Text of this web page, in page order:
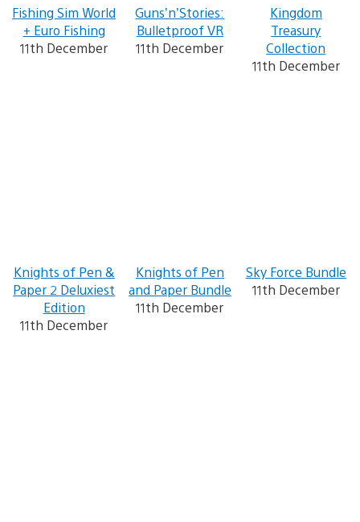
Fishing Sim World
+ Euro Fishing
11th December
Guns’n’Stories:
Bulletproof VR
11th December
Kingdom
Treasury
Collection
11th December
Knights of Pen &
Paper 2 Deluxiest
Edition
11th December
Knights of Pen
and Paper Bundle
11th December
Sky Force Bundle
11th December